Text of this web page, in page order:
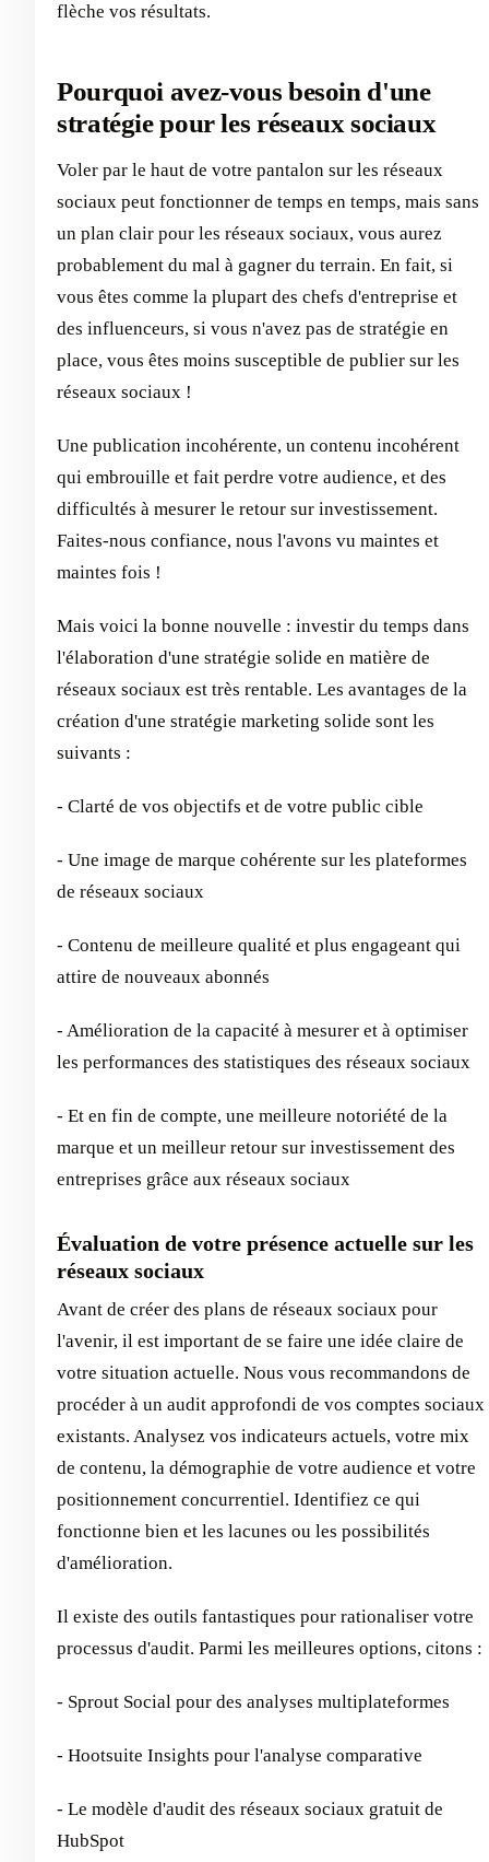
flèche vos résultats.
Pourquoi avez-vous besoin d'une
stratégie pour les réseaux sociaux
Voler par le haut de votre pantalon sur les réseaux
sociaux peut fonctionner de temps en temps, mais sans
un plan clair pour les réseaux sociaux, vous aurez
probablement du mal à gagner du terrain. En fait, si
vous êtes comme la plupart des chefs d'entreprise et
des influenceurs, si vous n'avez pas de stratégie en
place, vous êtes moins susceptible de publier sur les
réseaux sociaux !
Une publication incohérente, un contenu incohérent
qui embrouille et fait perdre votre audience, et des
difficultés à mesurer le retour sur investissement.
Faites-nous confiance, nous l'avons vu maintes et
maintes fois !
Mais voici la bonne nouvelle : investir du temps dans
l'élaboration d'une stratégie solide en matière de
réseaux sociaux est très rentable. Les avantages de la
création d'une stratégie marketing solide sont les
suivants :
- Clarté de vos objectifs et de votre public cible
- Une image de marque cohérente sur les plateformes
de réseaux sociaux
- Contenu de meilleure qualité et plus engageant qui
attire de nouveaux abonnés
- Amélioration de la capacité à mesurer et à optimiser
les performances des statistiques des réseaux sociaux
- Et en fin de compte, une meilleure notoriété de la
marque et un meilleur retour sur investissement des
entreprises grâce aux réseaux sociaux
Évaluation de votre présence actuelle sur les
réseaux sociaux
Avant de créer des plans de réseaux sociaux pour
l'avenir, il est important de se faire une idée claire de
votre situation actuelle. Nous vous recommandons de
procéder à un audit approfondi de vos comptes sociaux
existants. Analysez vos indicateurs actuels, votre mix
de contenu, la démographie de votre audience et votre
positionnement concurrentiel. Identifiez ce qui
fonctionne bien et les lacunes ou les possibilités
d'amélioration.
Il existe des outils fantastiques pour rationaliser votre
processus d'audit. Parmi les meilleures options, citons :
- Sprout Social pour des analyses multiplateformes
- Hootsuite Insights pour l'analyse comparative
- Le modèle d'audit des réseaux sociaux gratuit de
HubSpot